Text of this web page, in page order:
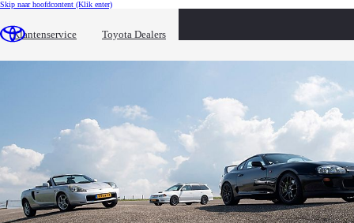
Skip naar hoofdcontent (Klik enter)
Klantenservice Toyota Dealers
3 Toyota's met ieder een eigen karakter